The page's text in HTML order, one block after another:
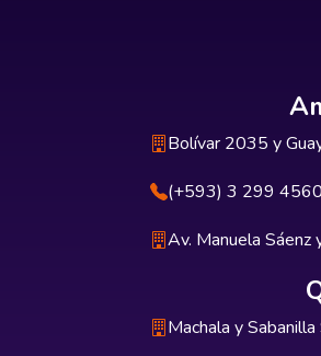
Bolívar 2035 y
(+593) 3 299 4560
Av. Manuela Sáenz
Machala y